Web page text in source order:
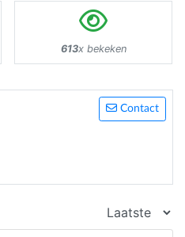
613x bekeken
Contact